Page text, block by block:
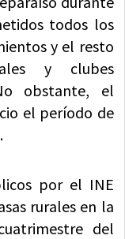
todos los
y el resto
y clubes
obstante, el
el período de
por el INE
rurales en la
del